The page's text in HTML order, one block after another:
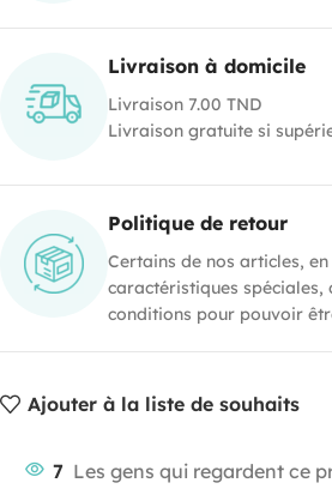
Livraison à domicile
Livraison 7.00 TND
Livraison gratuite si
Politique de retour
Certains de nos articles,
caractéristiques spéciales,
conditions pour pouvoir
Ajouter à la liste de souhaits
7 Les gens qui regardent ce